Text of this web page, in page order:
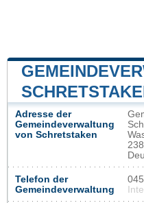
Adresse der
Gemeindeverwaltung
von Schretstaken
Telefon der
Gemeindeverwaltung